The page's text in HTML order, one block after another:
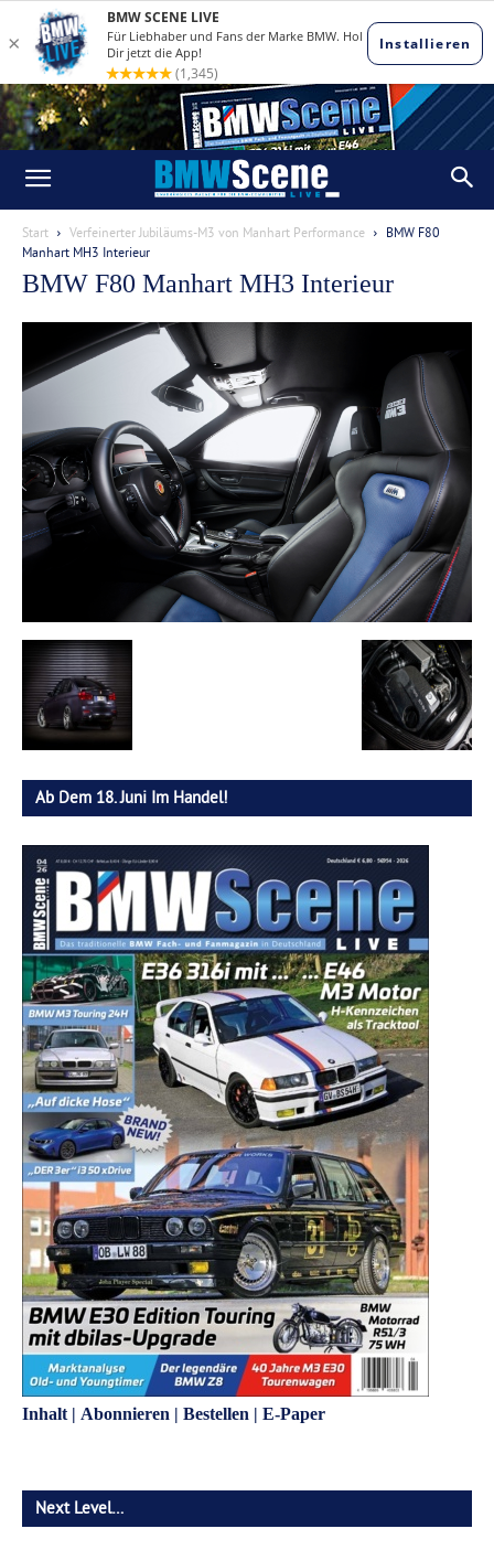
Start Verfeinerter Jubiläums-M3 von Manhart Performance
BMW F80
Manhart MH3 Interieur
BMW F80 Manhart MH3 Interieur
Ab Dem 18. Juni Im Handel!
Inhalt | Abonnieren | Bestellen | E-Paper
Next Level…